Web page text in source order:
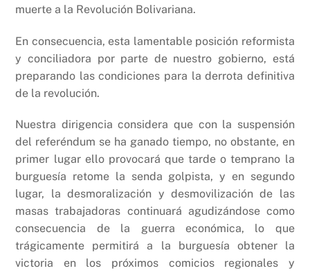
muerte a la Revolución Bolivariana.
En consecuencia, esta lamentable posición reformista
y conciliadora por parte de nuestro gobierno, está
preparando las condiciones para la derrota definitiva
de la revolución.
Nuestra dirigencia considera que con la suspensión
del referéndum se ha ganado tiempo, no obstante, en
primer lugar ello provocará que tarde o temprano la
burguesía retome la senda golpista, y en segundo
lugar, la desmoralización y desmovilización de las
masas trabajadoras continuará agudizándose como
consecuencia de la guerra económica, lo que
trágicamente permitirá a la burguesía obtener la
victoria en los próximos comicios regionales y